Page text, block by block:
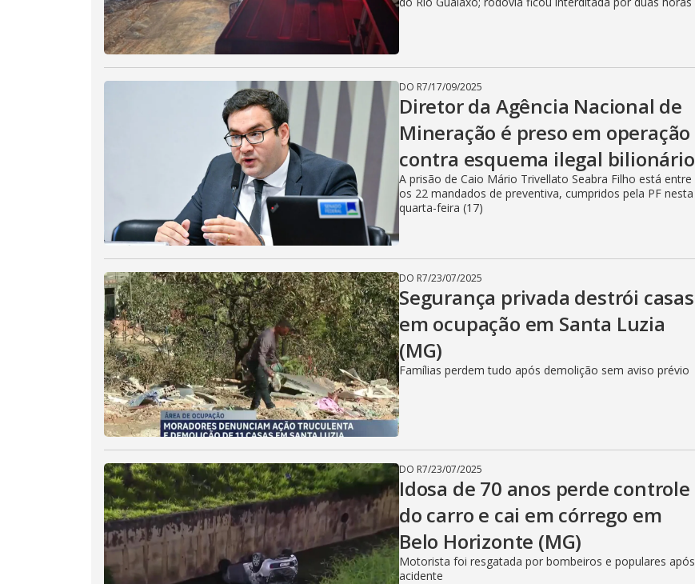
i
d
e
o
DO R7/17/09/2025
Diretor da Agência Nacional de
Mineração é preso em operação
contra esquema ilegal bilionário
A prisão de Caio Mário Trivellato Seabra Filho está entre
os 22 mandados de preventiva, cumpridos pela PF nesta
quarta-feira (17)
DO R7/23/07/2025
Segurança privada destrói casas
em ocupação em Santa Luzia
(MG)
Famílias perdem tudo após demolição sem aviso prévio
DO R7/23/07/2025
Idosa de 70 anos perde controle
do carro e cai em córrego em
Belo Horizonte (MG)
Motorista foi resgatada por bombeiros e populares após
acidente